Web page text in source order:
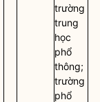
trường
trung
học
phổ
thông;
trường
phổ